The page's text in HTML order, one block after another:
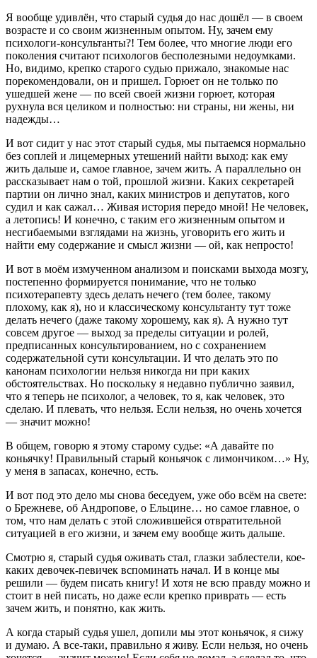
Я вообще удивлён, что старый судья до нас дошёл — в своем
возрасте и со своим жизненным опытом. Ну, зачем ему
психологи-консультанты?! Тем более, что многие люди его
поколения считают психологов бесполезными недоумками.
Но, видимо, крепко старого судью прижало, знакомые нас
порекомендовали, он и пришел. Горюет он не только по
ушедшей жене — по всей своей жизни горюет, которая
рухнула вся целиком и полностью: ни страны, ни жены, ни
надежды…
И вот сидит у нас этот старый судья, мы пытаемся нормально
без соплей и лицемерных утешений найти выход: как ему
жить дальше и, самое главное, зачем жить. А параллельно он
рассказывает нам о той, прошлой жизни. Каких секретарей
партии он лично знал, каких министров и депутатов, кого
судил и как сажал… Живая история передо мной! Не человек,
а летопись! И конечно, с таким его жизненным опытом и
несгибаемыми взглядами на жизнь, уговорить его жить и
найти ему содержание и смысл жизни — ой, как непросто!
И вот в моём измученном анализом и поисками выхода мозгу,
постепенно формируется понимание, что не только
психотерапевту здесь делать нечего (тем более, такому
плохому, как я), но и классическому консультанту тут тоже
делать нечего (даже такому хорошему, как я). А нужно тут
совсем другое — выход за пределы ситуации и ролей,
предписанных консультированием, но с сохранением
содержательной сути консультации. И что делать это по
канонам психологии нельзя никогда ни при каких
обстоятельствах. Но поскольку я недавно публично заявил,
что я теперь не психолог, а человек, то я, как человек, это
сделаю. И плевать, что нельзя. Если нельзя, но очень хочется
— значит можно!
В общем, говорю я этому старому судье: «А давайте по
коньячку! Правильный старый коньячок с лимончиком…» Ну,
у меня в запасах, конечно, есть.
И вот под это дело мы снова беседуем, уже обо всём на свете:
о Брежневе, об Андропове, о Ельцине… но самое главное, о
том, что нам делать с этой сложившейся отвратительной
ситуацией в его жизни, и зачем ему вообще жить дальше.
Смотрю я, старый судья оживать стал, глазки заблестели, кое-
каких девочек-певичек вспоминать начал. И в конце мы
решили — будем писать книгу! И хотя не всю правду можно и
стоит в ней писать, но даже если крепко приврать — есть
зачем жить, и понятно, как жить.
А когда старый судья ушел, допили мы этот коньячок, я сижу
и думаю. А все-таки, правильно я живу. Если нельзя, но очень